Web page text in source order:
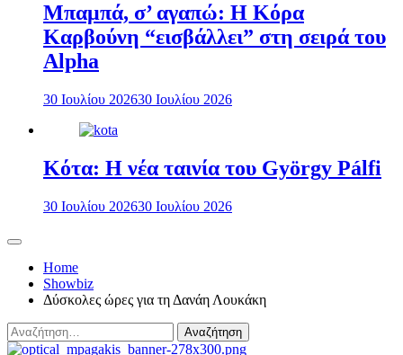
Μπαμπά, σ’ αγαπώ: Η Κόρα
Καρβούνη “εισβάλλει” στη σειρά του
Alpha
30 Ιουλίου 202630 Ιουλίου 2026
Κότα: Η νέα ταινία του György Pálfi
30 Ιουλίου 202630 Ιουλίου 2026
Home
Showbiz
Δύσκολες ώρες για τη Δανάη Λουκάκη
Αναζήτηση
για: